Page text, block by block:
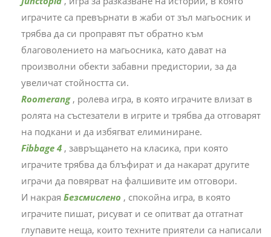
играчите са превърнати в жаби от зъл магьосник и
трябва да си проправят път обратно към
благоволението на магьосника, като дават на
произволни обекти забавни предистории, за да
увеличат стойността си.
Roomerang , ролева игра, в която играчите влизат в
ролята на състезатели в игрите и трябва да отговарят
на подкани и да избягват елиминиране.
Fibbage 4 , завръщането на класика, при която
играчите трябва да блъфират и да накарат другите
играчи да повярват на фалшивите им отговори.
И накрая Безсмислено , спокойна игра, в която
играчите пишат, рисуват и се опитват да отгатнат
глупавите неща, които техните приятели са написали